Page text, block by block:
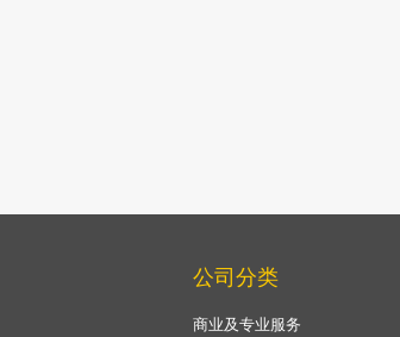
公司分类
商业及专业服务